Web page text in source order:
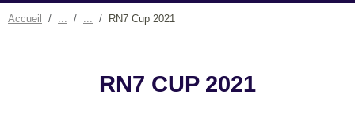
Accueil RN7 Cup 2021
RN7 CUP 2021